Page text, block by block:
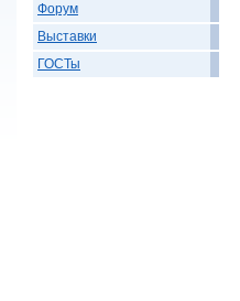
Форум
Выставки
ГОСТы